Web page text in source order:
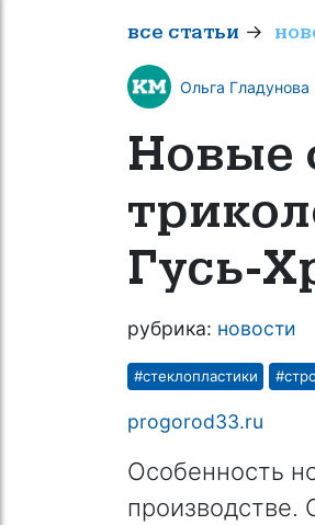
все статьи →
Ольга Гладунова
Новые
Гусь-
рубрика: новости
#стеклопластики
progorod33.ru
Особенность
производстве.